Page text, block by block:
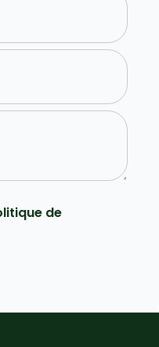
de